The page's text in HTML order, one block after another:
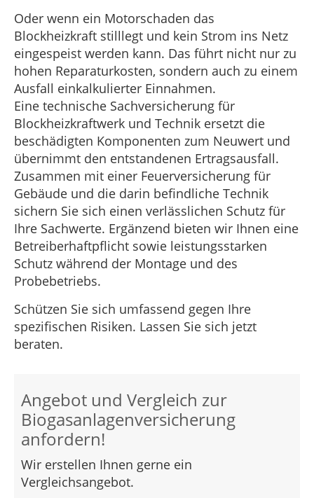
Oder wenn ein Motorschaden das
Blockheizkraft stilllegt und kein Strom ins Netz
eingespeist werden kann. Das führt nicht nur zu
hohen Reparaturkosten, sondern auch zu einem
Ausfall einkalkulierter Einnahmen.
Eine technische Sachversicherung für
Blockheizkraftwerk und Technik ersetzt die
beschädigten Komponenten zum Neuwert und
übernimmt den entstandenen Ertragsausfall.
Zusammen mit einer Feuerversicherung für
Gebäude und die darin befindliche Technik
sichern Sie sich einen verlässlichen Schutz für
Ihre Sachwerte. Ergänzend bieten wir Ihnen eine
Betreiberhaftpflicht sowie leistungsstarken
Schutz während der Montage und des
Probebetriebs.
Schützen Sie sich umfassend gegen Ihre
spezifischen Risiken. Lassen Sie sich jetzt
beraten.
Angebot und Vergleich zur
Biogasanlagenversicherung
anfordern!
Wir erstellen Ihnen gerne ein
Vergleichsangebot.